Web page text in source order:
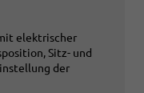
elektrischer
Sitz- und
der